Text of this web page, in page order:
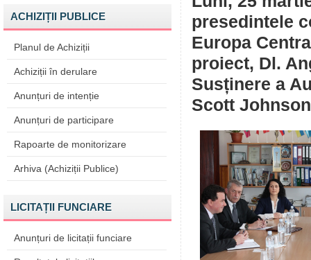
ACHIZIȚII PUBLICE
Planul de Achiziții
Achiziții în derulare
Anunțuri de intenție
Anunțuri de participare
Rapoarte de monitorizare
Arhiva (Achiziții Publice)
LICITAȚII FUNCIARE
Anunțuri de licitații funciare
presedintele
Europa
proiect, Dl.
Susținere a
Scott